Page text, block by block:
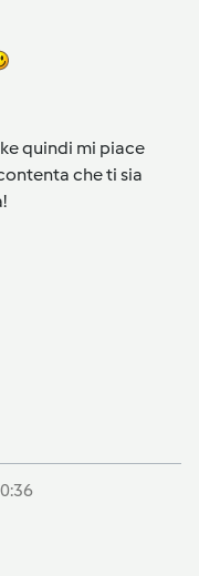
quindi mi piace
che ti sia